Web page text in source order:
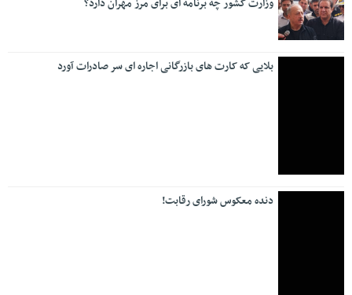
وزارت کشور چه برنامه ای برای مرز مهران دارد؟
بلایی که کارت های بازرگانی اجاره ای سر صادرات آورد
دنده معکوس شورای رقابت!